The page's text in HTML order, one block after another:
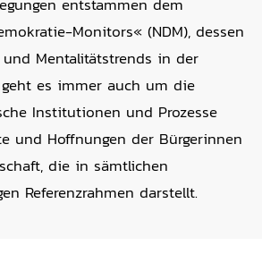
Monitors« (NDM), dessen
Mentalitätstrends in der
es immer auch um die
Institutionen und Prozesse
und Hoffnungen der Bürgerinnen
die in sämtlichen
Referenzrahmen darstellt.